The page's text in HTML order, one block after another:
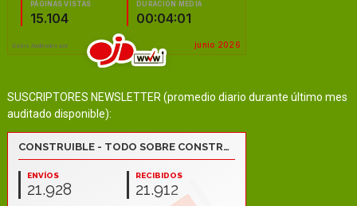
SUSCRIPTORES NEWSLETTER (promedio diario durante último mes
auditado disponible):